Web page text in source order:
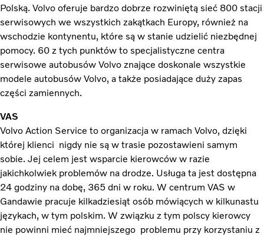
Polską. Volvo oferuje bardzo dobrze rozwiniętą sieć 800 stacji
serwisowych we wszystkich zakątkach Europy, również na
wschodzie kontynentu, które są w stanie udzielić niezbędnej
pomocy. 60 z tych punktów to specjalistyczne centra
serwisowe autobusów Volvo znające doskonale wszystkie
modele autobusów Volvo, a także posiadające duży zapas
części zamiennych.
VAS
Volvo Action Service to organizacja w ramach Volvo, dzięki
której klienci nigdy nie są w trasie pozostawieni samym
sobie. Jej celem jest wsparcie kierowców w razie
jakichkolwiek problemów na drodze. Usługa ta jest dostępna
24 godziny na dobę, 365 dni w roku. W centrum VAS w
Gandawie pracuje kilkadziesiąt osób mówiących w kilkunastu
językach, w tym polskim. W związku z tym polscy kierowcy
nie powinni mieć najmniejszego problemu przy korzystaniu z